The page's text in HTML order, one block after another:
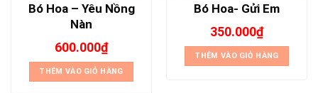
Bó Hoa – Yêu Nồng
Nàn
600.000₫
THÊM VÀO GIỎ HÀNG
Bó Hoa- Gửi Em
350.000₫
THÊM VÀO GIỎ HÀNG